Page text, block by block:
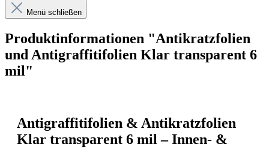
Menü schließen
Produktinformationen "Antikratzfolien
und Antigraffitifolien Klar transparent 6
mil"
Antigraffitifolien & Antikratzfolien
Klar transparent 6 mil – Innen- &